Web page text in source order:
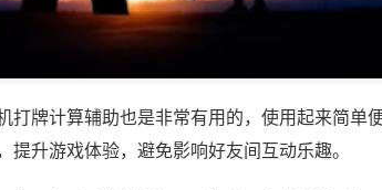
打牌计算辅助也是非常有用的，使用起来简单
升游戏体验，避免影响好友间互动乐趣。